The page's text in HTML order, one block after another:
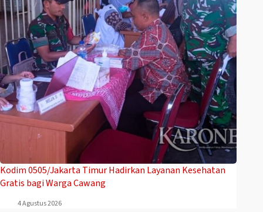
Kodim 0505/Jakarta Timur Hadirkan Layanan Kesehatan
Gratis bagi Warga Cawang
4 Agustus 2026